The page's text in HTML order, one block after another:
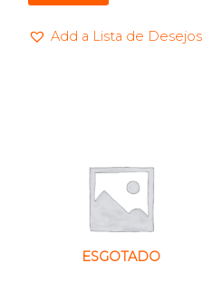
Add a Lista de Desejos
ESGOTADO